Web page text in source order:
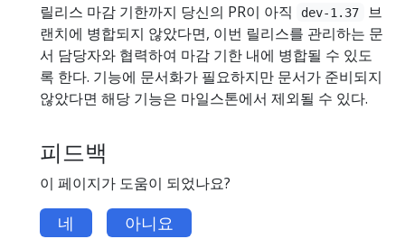
릴리스 마감 기한까지 당신의 PR이 아직 dev-1.37
브
랜치에 병합되지 않았다면, 이번 릴리스를 관리하는 문
서 담당자와 협력하여 마감 기한 내에 병합될 수 있도
록 한다. 기능에 문서화가 필요하지만 문서가 준비되지
않았다면 해당 기능은 마일스톤에서 제외될 수 있다.
피드백
이 페이지가 도움이 되었나요?
네 아니요